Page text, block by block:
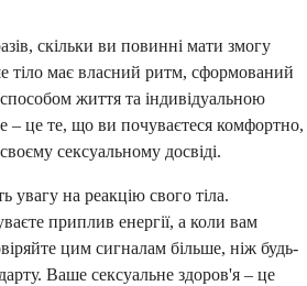
скільки ви повинні мати змогу
тіло має власний ритм, сформований
життя та індивідуальною
– це те, що ви почуваєтеся комфортно,
сексуальному досвіді.
увагу на реакцію свого тіла.
приплив енергії, а коли вам
цим сигналам більше, ніж будь-
Ваше сексуальне здоров'я – це